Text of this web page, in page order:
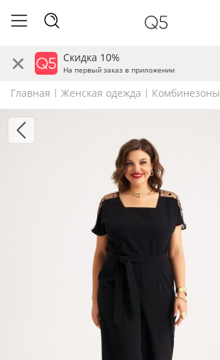
Скидка 10%
На первый заказ в приложении
Главная Женская одежда Комбинезоны